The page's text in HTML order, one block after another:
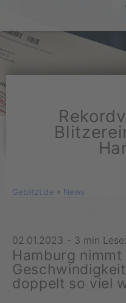
Geblitzt.de » News
02.01.2023 - 3 min
Hamburg
doppelt so viel